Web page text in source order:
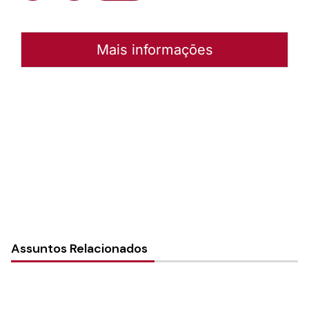
Mais informações
Assuntos Relacionados